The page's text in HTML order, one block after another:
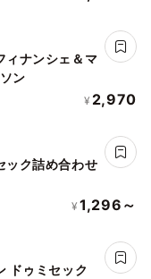
ィナンシェ＆マ
ン
¥ 2,970
ック詰め合わせ
¥ 1,296～
ドゥミセック